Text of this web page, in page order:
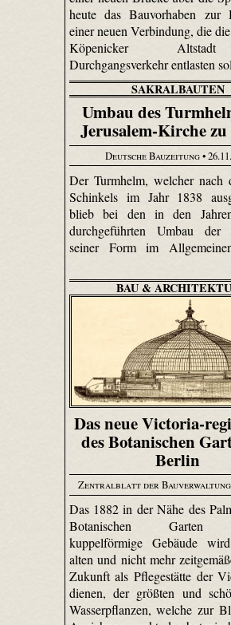
heute das Bauvorhaben zur
einer neuen Verbindung, die
Köpenicker
Durchgangsverkehr entlasten
SAKRALBAUTEN
Umbau des
Jerusalem-Kirche
Deutsche Bauzeitung•
Der Turmhelm, welcher nach
Schinkels im Jahr 1838
blieb bei den in den
durchgeführten Umbau
seiner Form im
BAU &
Das neue Victoria-
des Botanischen
Berlin
Zentralblatt der Bauverwaltung
Das 1882 in der Nähe des
Botanischen Garten
kuppelförmige Gebäude
alten und nicht mehr
Zukunft als Pflegestätte der
dienen, der größten und
Wasserpflanzen, welche zur